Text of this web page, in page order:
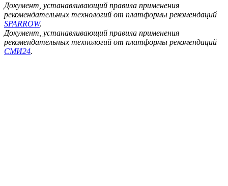
Документ, устанавливающий правила применения
рекомендательных технологий от платформы рекомендаций
SPARROW.
Документ, устанавливающий правила применения
рекомендательных технологий от платформы рекомендаций
СМИ24.